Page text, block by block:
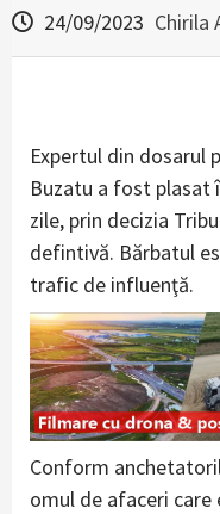
24/09/2023 Chirila
Expertul din dosarul
Buzatu a fost plasat
zile, prin decizia
defintivă. Bărbatul
trafic de influenţă.
Conform
omul de afaceri